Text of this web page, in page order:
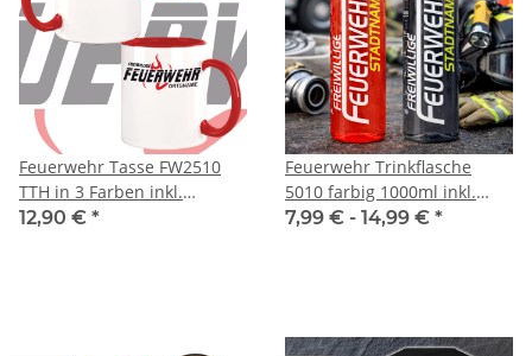
Feuerwehr Tasse FW2510
TTH in 3 Farben inkl.
Wunschtext
12,90 € *
Feuerwehr Trinkflasche
5010 farbig 1000ml inkl.
Wunschnamen
7,99 € - 14,99 € *